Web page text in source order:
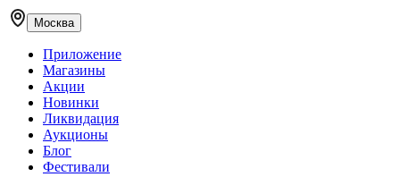
Москва
Приложение
Магазины
Акции
Новинки
Ликвидация
Аукционы
Блог
Фестивали